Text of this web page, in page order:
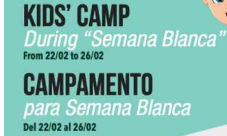
Eventos
Organiza tu evento
Calendario de eventos
Noticias
Últimas noticias
Newsletters
RESERVA ONLINE
Reservar